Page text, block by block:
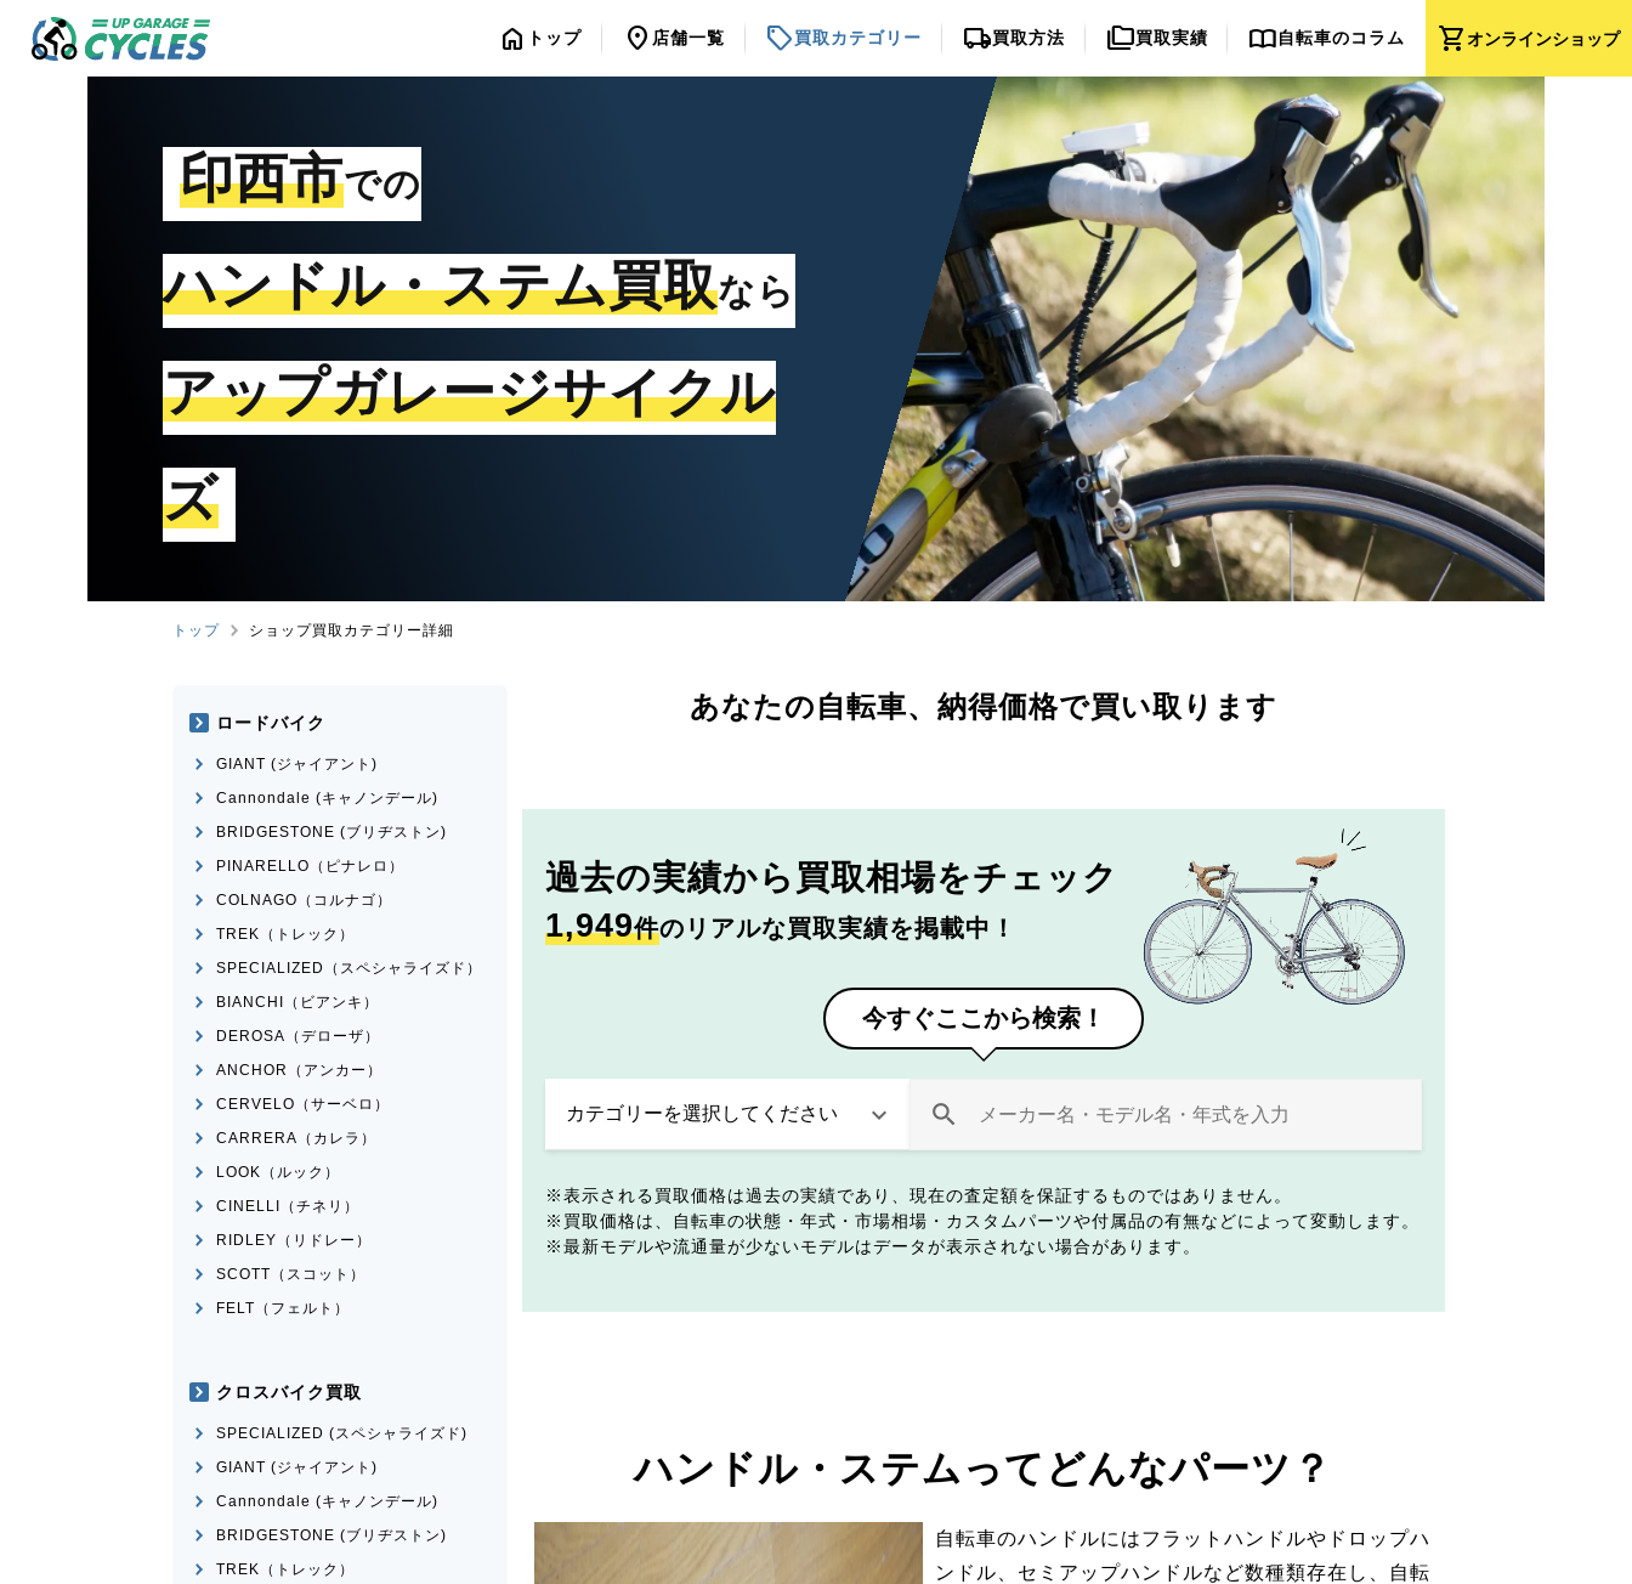
shopping_cartオンラインショップ
home トップ location_on 店舗一覧 sell買取カテゴリー local_shipping買取方法 folder_copy買取実績 import_contacts自転車のコラム
印西市での
ハンドル・ステム買取なら
アップガレージサイクル
ズ
トップ ショップ買取カテゴリー詳細
あなたの自転車、 納得価格で買い取ります
過去の実績から 買取相場をチェック
1,949件のリアルな買取実績を掲載中！
今すぐここから検索！
表示される買取価格は過去の実績であり、現在の査定額を保証するものではありません。
買取価格は、自転車の状態・年式・市場相場・カスタムパーツや付属品の有無などによって変動します。
最新モデルや流通量が少ないモデルはデータが表示されない場合があります。
ハンドル・ステムってどんなパーツ？
自転車のハンドルにはフラットハンドルやドロップハ
ンドル、セミアップハンドルなど数種類存在し、自転
ロードバイク
GIANT (ジャイアント)
Cannondale (キャノンデール)
BRIDGESTONE (ブリヂストン)
PINARELLO（ピナレロ）
COLNAGO（コルナゴ）
TREK（トレック）
SPECIALIZED（スペシャライズド）
BIANCHI（ビアンキ）
DEROSA（デローザ）
ANCHOR（アンカー）
CERVELO（サーベロ）
CARRERA（カレラ）
LOOK（ルック）
CINELLI（チネリ）
RIDLEY（リドレー）
SCOTT（スコット）
FELT（フェルト）
クロスバイク買取
SPECIALIZED (スペシャライズド)
GIANT (ジャイアント)
Cannondale (キャノンデール)
BRIDGESTONE (ブリヂストン)
TREK（トレック）